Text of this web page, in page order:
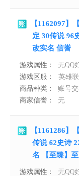
【1162097】
定 30传说 96
改实名 信誉
游戏属性：
无QQ
游戏区服：
英雄
商品种类：
账号
商家信誉：
无
【1161286】
传说 62史诗
名 【至臻】至
游戏属性：
无QQ